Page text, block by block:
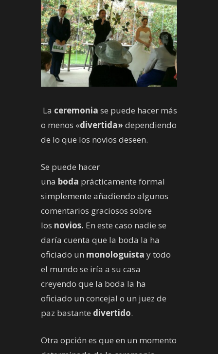
La ceremonia se puede hacer más
o menos «divertida» dependiendo
de lo que los novios deseen.
Se puede hacer
una boda prácticamente formal
simplemente añadiendo algunos
comentarios graciosos sobre
los novios. En este caso nadie se
daría cuenta que la boda la ha
oficiado un monologuista y todo
el mundo se iría a su casa
creyendo que la boda la ha
oficiado un concejal o un juez de
paz bastante divertido.
Otra opción es que en un momento